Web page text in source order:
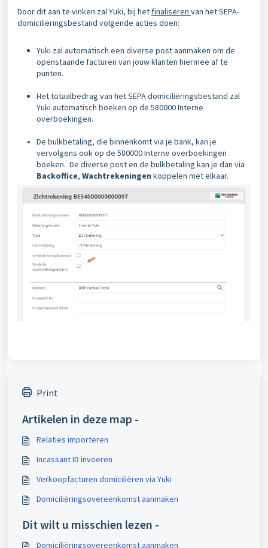
Door dit aan te vinken zal Yuki, bij het finaliseren van het SEPA-
domiciliëringsbestand volgende acties doen:
Yuki zal automatisch een diverse post aanmaken om de
openstaande facturen van jouw klanten hiermee af te
punten.
Het totaalbedrag van het SEPA domiciliëringsbestand zal
Yuki automatisch boeken op de 580000 Interne
overboekingen.
De bulkbetaling, die binnenkomt via je bank, kan je
vervolgens ook op de 580000 Interne overboekingen
boeken. De diverse post en de bulkbetaling kan je dan via
Backoffice, Wachtrekeningen koppelen met elkaar.
Print
Artikelen in deze map -
Relaties importeren
Incassant ID invoeren
Verkoopfacturen domiciliëren via Yuki
Domiciliëringsovereenkomst aanmaken
Dit wilt u misschien lezen -
Domiciliëringsovereenkomst aanmaken